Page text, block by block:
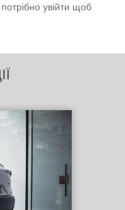
потрібно увійти щоб